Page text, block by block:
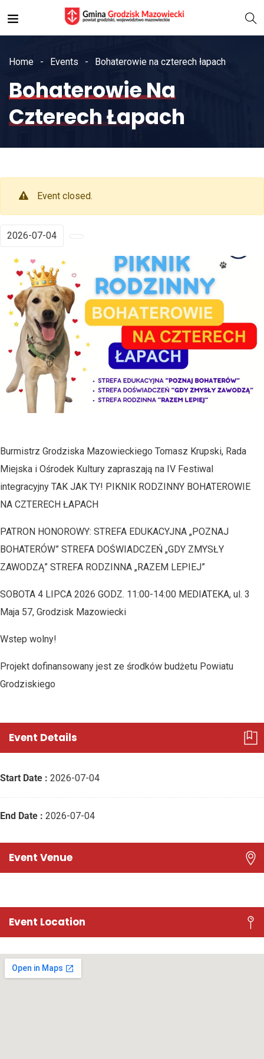
Home Events Bohaterowie na czterech łapach
Bohaterowie Na
Czterech Łapach
Event closed.
2026-07-04
Burmistrz Grodziska Mazowieckiego Tomasz Krupski, Rada
Miejska i Ośrodek Kultury zapraszają na IV Festiwal
integracyjny TAK JAK TY! PIKNIK RODZINNY BOHATEROWIE
NA CZTERECH ŁAPACH
PATRON HONOROWY: STREFA EDUKACYJNA „POZNAJ
BOHATERÓW” STREFA DOŚWIADCZEŃ „GDY ZMYSŁY
ZAWODZĄ” STREFA RODZINNA „RAZEM LEPIEJ”
SOBOTA 4 LIPCA 2026 GODZ. 11:00-14:00 MEDIATEKA, ul. 3
Maja 57, Grodzisk Mazowiecki
Wstep wolny!
Projekt dofinansowany jest ze środków budżetu Powiatu
Grodziskiego
Event Details
Start Date : 2026-07-04
End Date : 2026-07-04
Event Venue
Event Location